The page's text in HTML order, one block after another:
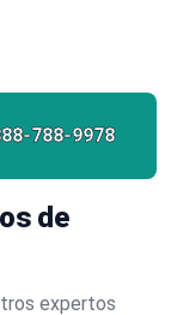
788-9978
de
expertos